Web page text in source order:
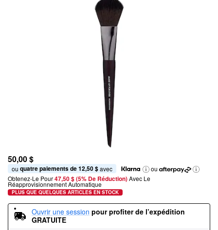
50,00 $
ou quatre paiements de 12,50 $ avec
ou
Obtenez-Le Pour47,50 $ (5% De Réduction) Avec Le
Réapprovisionnement Automatique
PLUS QUE QUELQUES ARTICLES EN STOCK
Ouvrir une session pour profiter de l’expédition
GRATUITE